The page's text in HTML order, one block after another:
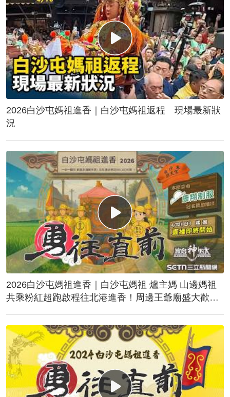
2026白沙屯媽祖進香｜白沙屯媽祖返程 現場最新狀
況
2026白沙屯媽祖進香｜白沙屯媽祖 爐主媽 山邊媽祖
共乘粉紅超跑啟程往北港進香！周邊王爺廟盛大歡